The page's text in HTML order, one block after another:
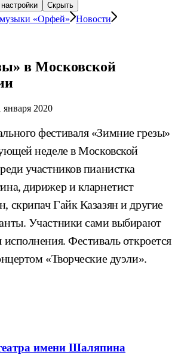
Скрыть
музыки «Орфей» Новости
в Московской
января 2020
фестиваля «Зимние грезы»
неделе в Московской
участников пианистка
дирижер и кларнетист
скрипач Гайк Казазян и другие
Участники сами выбирают
исполнения. Фестиваль откроется
«Творческие дуэли».
имени Шаляпина